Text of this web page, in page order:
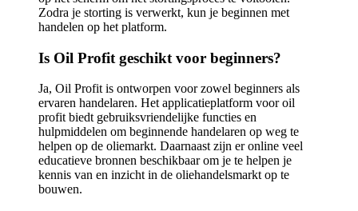
Zodra je storting is verwerkt, kun je beginnen met
handelen op het platform.
Is Oil Profit geschikt voor beginners?
Ja, Oil Profit is ontworpen voor zowel beginners als
ervaren handelaren. Het applicatieplatform voor oil
profit biedt gebruiksvriendelijke functies en
hulpmiddelen om beginnende handelaren op weg te
helpen op de oliemarkt. Daarnaast zijn er online veel
educatieve bronnen beschikbaar om je te helpen je
kennis van en inzicht in de oliehandelsmarkt op te
bouwen.